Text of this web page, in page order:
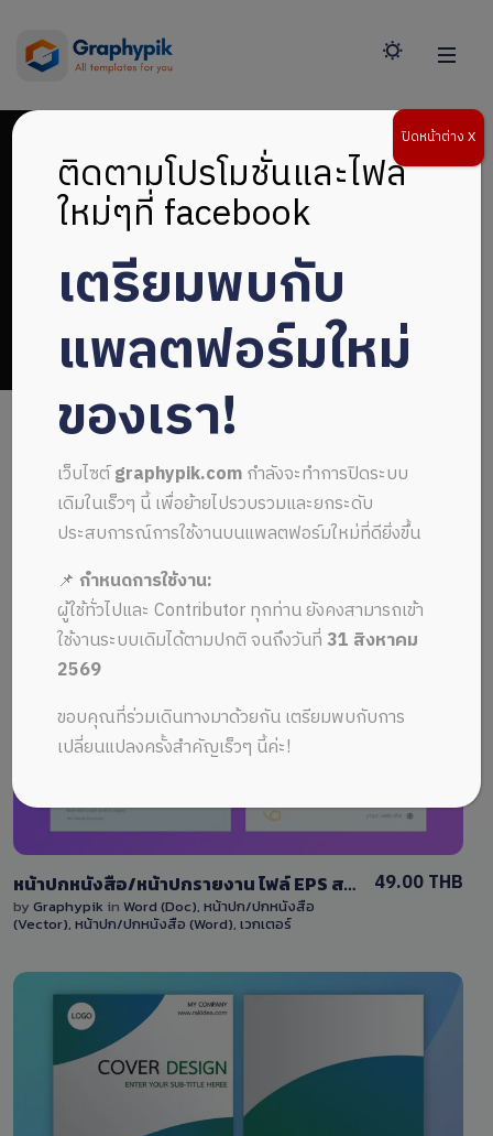
illustrator adobe
ALL MUSIC FROM illustrator adobe
2 Sales
หน้าปกหนังสือ/หน้าปกรายงาน ไฟล์ EPS สไตล์เรียบๆ สวยงาม ไฟล์ eps และ ไฟล์ docx สามารถแก้ไขได้ Download report cover
by Graphypik in Word (Doc), หน้าปก/ปกหนังสือ
(Vector), หน้าปก/ปกหนังสือ (Word), เวกเตอร์
49.00 THB
View Details
ติดตามโปรโมชั่นและไฟล์
ใหม่ๆที่ facebook
เตรียมพบกับ
แพลตฟอร์มใหม่
ของเรา!
เว็บไซต์graphypik.comกำลังจะทำการปิดระบบ
เดิมในเร็วๆ นี้ เพื่อย้ายไปรวบรวมและยกระดับ
ประสบการณ์การใช้งานบนแพลตฟอร์มใหม่ที่ดียิ่งขึ้น
📌กำหนดการใช้งาน:
ผู้ใช้ทั่วไปและ Contributor ทุกท่าน ยังคงสามารถเข้า
ใช้งานระบบเดิมได้ตามปกติ จนถึงวันที่ 31 สิงหาคม
2569
ขอบคุณที่ร่วมเดินทางมาด้วยกัน เตรียมพบกับการ
เปลี่ยนแปลงครั้งสำคัญเร็วๆ นี้ค่ะ!
ปิดหน้าต่าง X